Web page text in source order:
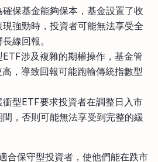
確保基金能夠保本，基金設置了收
強勁時，投資者可能無法享受全
線回報。
ETF涉及複雜的期權操作，基金管
，導致回報可能跑輸傳統指數型
衝型ETF要求投資者在調整日入市
，否則可能無法享受到完整的緩
合保守型投資者，使他們能在跌市